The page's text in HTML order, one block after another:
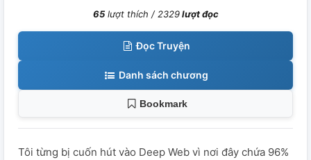
65lượt thích /2329lượt đọc
Đọc Truyện
Danh sách chương
Bookmark
Tôi từng bị cuốn hút vào Deep Web vì nơi đây chứa 96%